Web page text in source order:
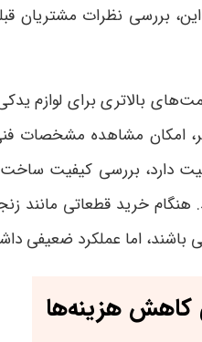
بررسی نظرات مشتریان
بالاتری برای لوازم
امکان مشاهده
دارد، بررسی کیفیت ساخت
هنگام خرید قطعاتی مانند
باشند، اما عملکرد ضعیفی
کاهش هزینه‌ها